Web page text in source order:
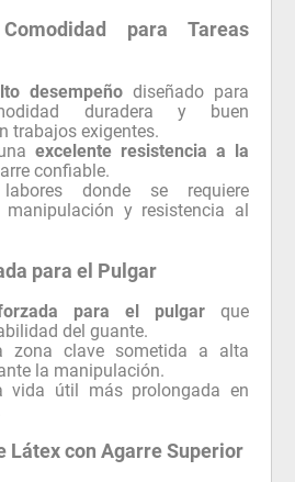
para Tareas
desempeñodiseñado para
duradera y buen
trabajos exigentes.
excelente resistencia a la
confiable.
donde se requiere
manipulación y resistencia al
para el Pulgar
para el pulgarque
del guante.
zona clave sometida a alta
la manipulación.
vida útil más prolongada en
Látex con Agarre Superior